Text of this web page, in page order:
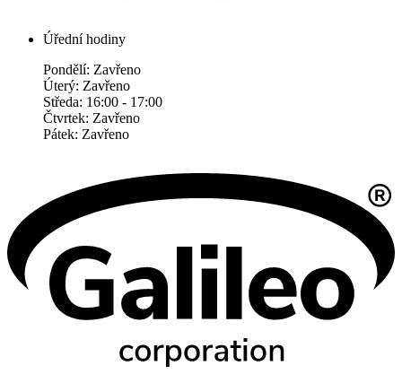
Úřední hodiny
Pondělí: Zavřeno
Úterý: Zavřeno
Středa: 16:00 - 17:00
Čtvrtek: Zavřeno
Pátek: Zavřeno